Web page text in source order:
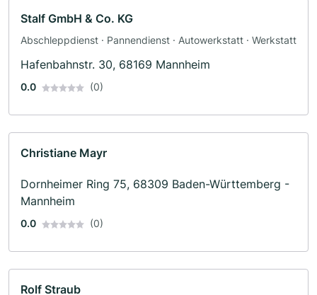
Stalf GmbH & Co. KG
Abschleppdienst · Pannendienst · Autowerkstatt · Werkstatt
Hafenbahnstr. 30, 68169 Mannheim
0.0 (0)
Christiane Mayr
Dornheimer Ring 75, 68309 Baden-Württemberg -
Mannheim
0.0 (0)
Rolf Straub